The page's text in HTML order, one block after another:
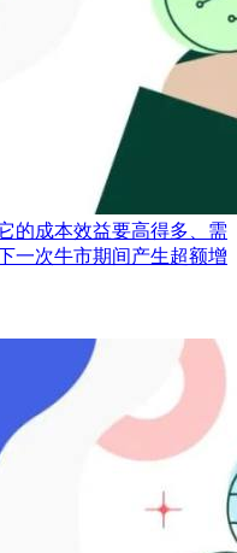
的成本效益要高得多、需
一次牛市期间产生超额增